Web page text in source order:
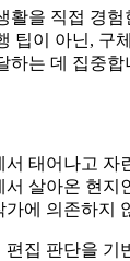
활을 직접 경
팁이 아닌, 구
하는 데 집중합
서 태어나고 자
서 살아온 현지
가에 의존하지
집 판단을 기